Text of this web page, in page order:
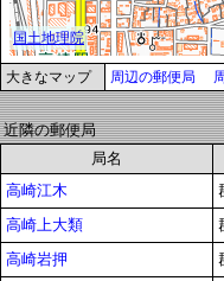
大きなマップ 周辺の郵便局
近隣の郵便局
局名
高崎江木
高崎上大類
高崎岩押